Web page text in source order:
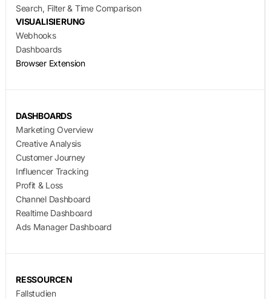
Search, Filter & Time Comparison
VISUALISIERUNG
Webhooks
Dashboards
Browser Extension
DASHBOARDS
Marketing Overview
Creative Analysis
Customer Journey
Influencer Tracking
Profit & Loss
Channel Dashboard
Realtime Dashboard
Ads Manager Dashboard
RESSOURCEN
Fallstudien